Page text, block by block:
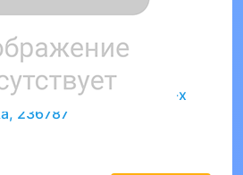
"Special" 165 мм,
покрытие, 2-х
236787